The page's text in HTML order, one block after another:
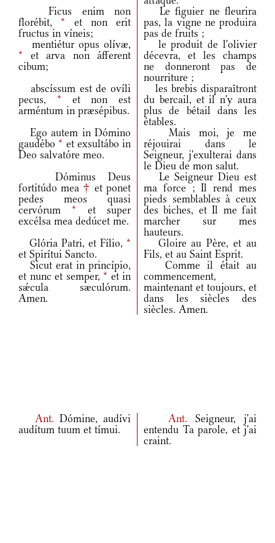
Ficus enim non
florébit,* et non erit
fructus in víneis;
Le figuier ne fleurira
pas, la vigne ne produira
pas de fruits ;
mentiétur opus olívæ,
* et arva non áfferent
cibum;
le produit de l'olivier
décevra, et les champs
ne donneront pas de
nourriture ;
abscíssum est de ovíli
pecus, * et non est
arméntum in præsépibus.
les brebis disparaîtront
du bercail, et il n'y aura
plus de bétail dans les
étables.
Ego autem in Dómino
gaudébo* et exsultábo in
Deo salvatóre meo.
Mais moi, je me
réjouirai dans le
Seigneur, j'exulterai dans
le Dieu de mon salut.
Dóminus Deus
fortitúdo mea † et ponet
pedes meos quasi
cervórum* et super
excélsa mea dedúcet me.
Le Seigneur Dieu est
ma force ; Il rend mes
pieds semblables à ceux
des biches, et Il me fait
marcher sur mes
hauteurs.
Glória Patri, et Fílio, *
et Spirítui Sancto.
Gloire au Père, et au
Fils, et au Saint Esprit.
Sicut erat in princípio,
et nunc et semper, * et in
sǽcula sæculórum.
Amen.
Comme il était au
commencement,
maintenant et toujours, et
dans les siècles des
siècles. Amen.
Ant. Dómine, audívi
audítum tuum et tímui.
Ant. Seigneur, j'ai
entendu Ta parole, et j'ai
craint.